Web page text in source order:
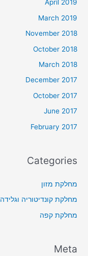
April 2019
March 2019
November 2018
October 2018
March 2018
December 2017
October 2017
June 2017
February 2017
Categories
מחלקת מזון
מחלקת קונדיטוריה וגלידה
מחלקת קפה
Meta